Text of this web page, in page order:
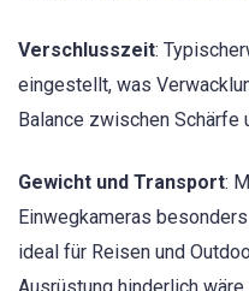
Verschlusszeit:
eingestellt, was
Balance zwischen Schärfe
Gewicht und Transport:
Einwegkameras
ideal für Reisen und